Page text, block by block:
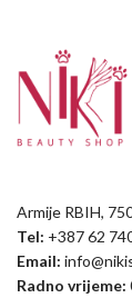
Armije RBIH,
Tel: +387 62
Email:
Radno vrijeme: